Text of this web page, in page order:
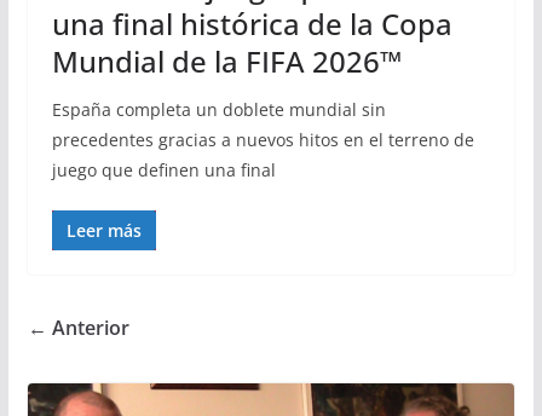
una final histórica de la Copa
Mundial de la FIFA 2026™
España completa un doblete mundial sin
precedentes gracias a nuevos hitos en el terreno de
juego que definen una final
Leer más
← Anterior